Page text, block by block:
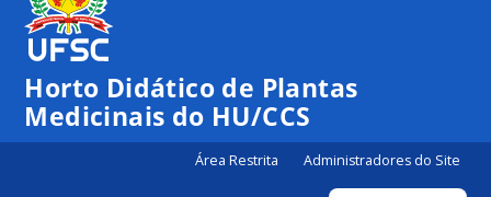
Canais
Horto Didático de Plantas
Medicinais do HU/CCS
Área Restrita Administradores do Site